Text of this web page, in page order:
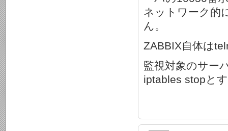
ネットワーク的
ん。
ZABBIX自体は
監視対象のサー
iptables stopと